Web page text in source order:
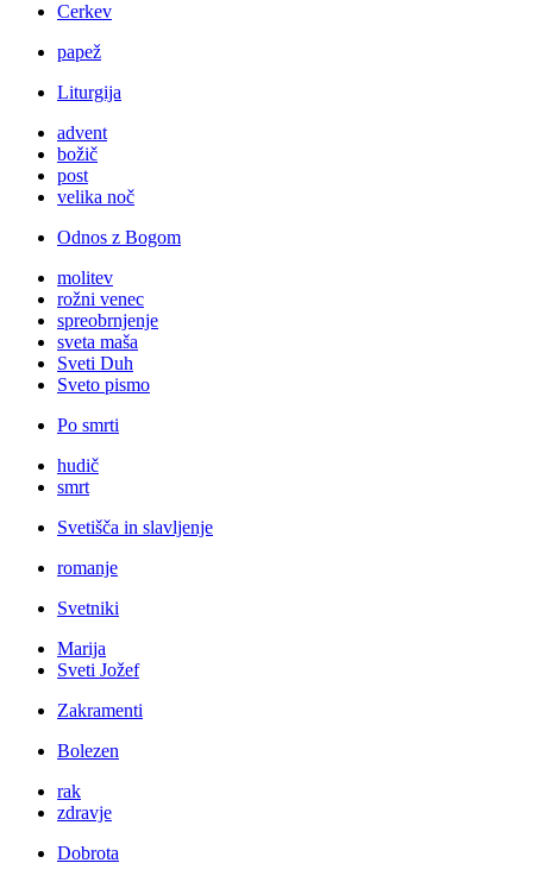
Cerkev
papež
Liturgija
advent
božič
post
velika noč
Odnos z Bogom
molitev
rožni venec
spreobrnjenje
sveta maša
Sveti Duh
Sveto pismo
Po smrti
hudič
smrt
Svetišča in slavljenje
romanje
Svetniki
Marija
Sveti Jožef
Zakramenti
Bolezen
rak
zdravje
Dobrota